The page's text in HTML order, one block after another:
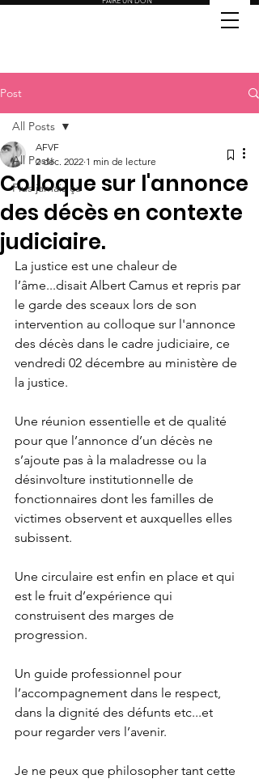
Post
All Posts
Plus jamais ça
All Posts
Colloque sur l'annonce
des décès en contexte
judiciaire.
AFVF
2 déc. 2022 1 min de lecture
La justice est une chaleur de
l’âme...disait Albert Camus et repris par
le garde des sceaux lors de son
intervention au colloque sur l'annonce
des décès dans le cadre judiciaire, ce
vendredi 02 décembre au ministère de
la justice.
Une réunion essentielle et de qualité
pour que l’annonce d’un décès ne
s’ajoute pas à la maladresse ou la
désinvolture institutionnelle de
fonctionnaires dont les familles de
victimes observent et auxquelles elles
subissent.
Une circulaire est enfin en place et qui
est le fruit d’expérience qui
construisent des marges de
progression.
Un guide professionnel pour
l’accompagnement dans le respect,
dans la dignité des défunts etc...et
pour regarder vers l’avenir.
Je ne peux que philosopher tant cette